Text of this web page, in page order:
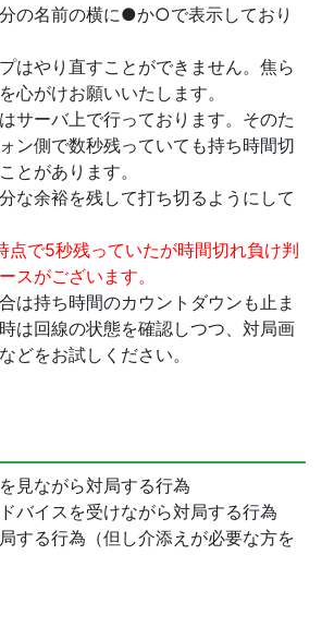
の名前の横に●か○で表示しており
はやり直すことができません。焦ら
心がけお願いいたします。
サーバ上で行っております。そのた
ン側で数秒残っていても持ち時間切
とがあります。
な余裕を残して打ち切るようにして
点で5秒残っていたが時間切れ負け判
スがございます。
は持ち時間のカウントダウンも止ま
は回線の状態を確認しつつ、対局画
どをお試しください。
見ながら対局する行為
バイスを受けながら対局する行為
する行為（但し介添えが必要な方を